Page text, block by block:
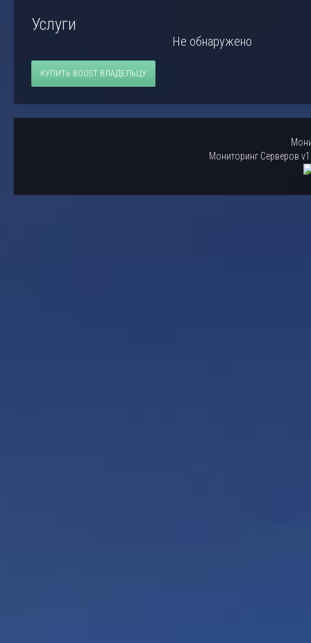
Услуги
Не обнаружено
КУПИТЬ BOOST ВЛАДЕЛЬЦУ
Мониторинг Серверов